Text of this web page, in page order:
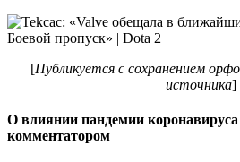
[Публикуется с сохранением
источника]
О влиянии пандемии коронавируса
комментатором